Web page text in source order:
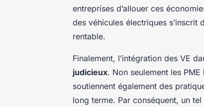
entreprises d’allouer ces
des véhicules électriques s’inscrit
rentable.
Finalement, l’intégration des VE
judicieux. Non seulement les
soutiennent également des
long terme. Par conséquent, un